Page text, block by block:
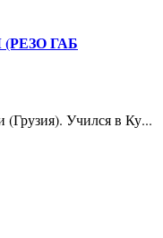
ГАБ
(Грузия). Учился в Ку...